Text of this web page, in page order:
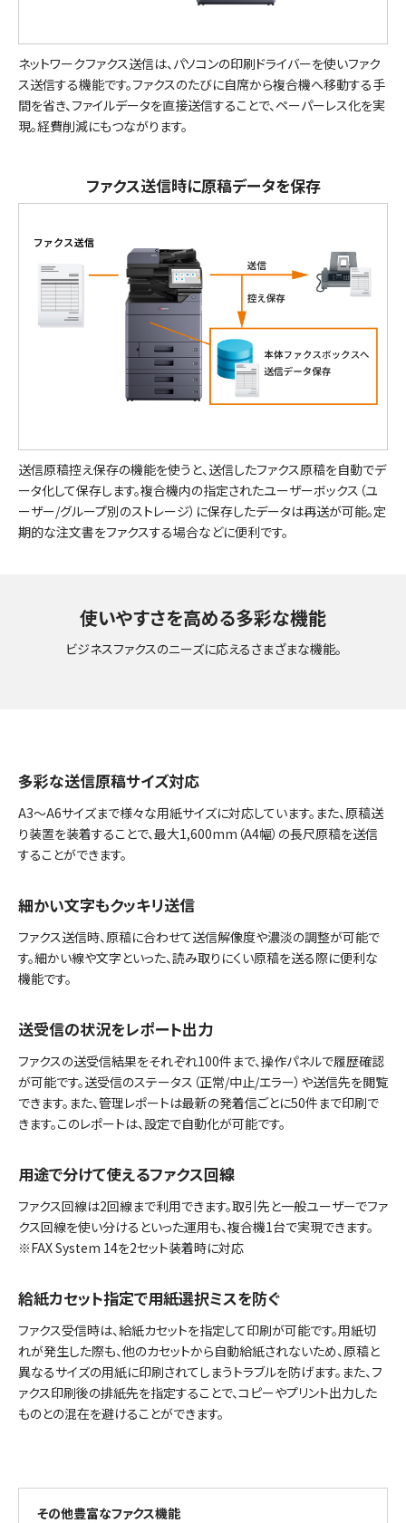
ネットワークファクス送信は、パソコンの印刷ドライバーを使いファク
ス送信する機能です。ファクスのたびに自席から複合機へ移動する手
間を省き、ファイルデータを直接送信することで、ペーパーレス化を実
現。経費削減にもつながります。
ファクス送信時に原稿データを保存
送信原稿控え保存の機能を使うと、送信したファクス原稿を自動でデ
ータ化して保存します。複合機内の指定されたユーザーボックス（ユ
ーザー/グループ別のストレージ）に保存したデータは再送が可能。定
期的な注文書をファクスする場合などに便利です。
使いやすさを高める多彩な機能
ビジネスファクスのニーズに応えるさまざまな機能。
多彩な送信原稿サイズ対応
A3～A6サイズまで様々な用紙サイズに対応しています。また、原稿送
り装置を装着することで、最大1,600mm（A4幅）の長尺原稿を送信
することができます。
細かい文字もクッキリ送信
ファクス送信時、原稿に合わせて送信解像度や濃淡の調整が可能で
す。細かい線や文字といった、読み取りにくい原稿を送る際に便利な
機能です。
送受信の状況をレポート出力
ファクスの送受信結果をそれぞれ100件まで、操作パネルで履歴確認
が可能です。送受信のステータス（正常/中止/エラー）や送信先を閲覧
できます。また、管理レポートは最新の発着信ごとに50件まで印刷で
きます。このレポートは、設定で自動化が可能です。
用途で分けて使えるファクス回線
ファクス回線は2回線まで利用できます。取引先と一般ユーザーでファ
クス回線を使い分けるといった運用も、複合機1台で実現できます。
※FAX System 14を2セット装着時に対応
給紙カセット指定で用紙選択ミスを防ぐ
ファクス受信時は、給紙カセットを指定して印刷が可能です。用紙切
れが発生した際も、他のカセットから自動給紙されないため、原稿と
異なるサイズの用紙に印刷されてしまうトラブルを防げます。また、フ
ァクス印刷後の排紙先を指定することで、コピーやプリント出力した
ものとの混在を避けることができます。
その他豊富なファクス機能